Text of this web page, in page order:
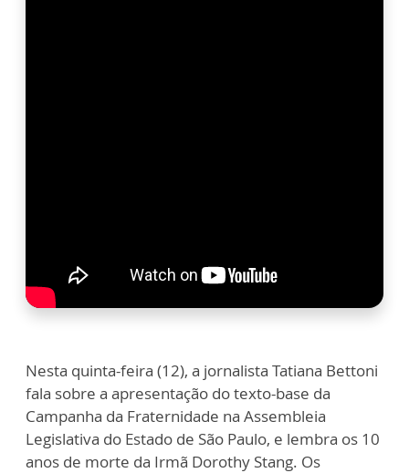
Nesta quinta-feira (12), a jornalista Tatiana Bettoni
fala sobre a apresentação do texto-base da
Campanha da Fraternidade na Assembleia
Legislativa do Estado de São Paulo, e lembra os 10
anos de morte da Irmã Dorothy Stang. Os